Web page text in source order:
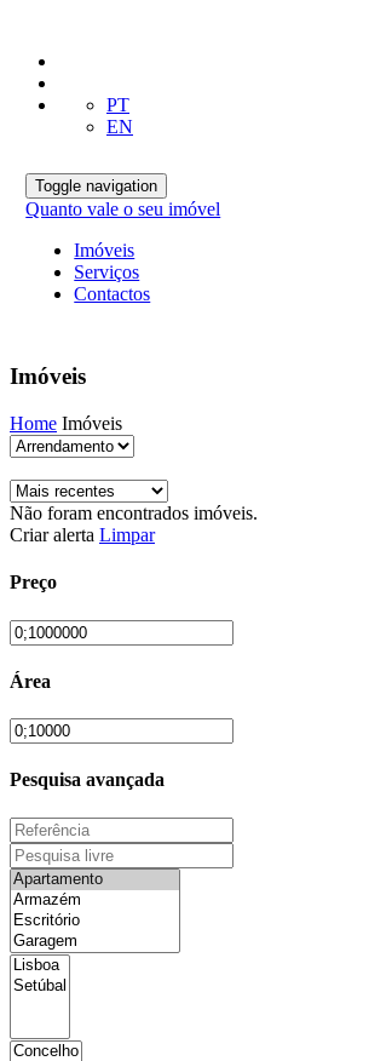
PT
EN
Toggle navigation
Quanto vale o seu imóvel
Imóveis
Serviços
Contactos
Imóveis
Home Imóveis
Não foram encontrados imóveis.
Criar alerta Limpar
Preço
Área
Pesquisa avançada